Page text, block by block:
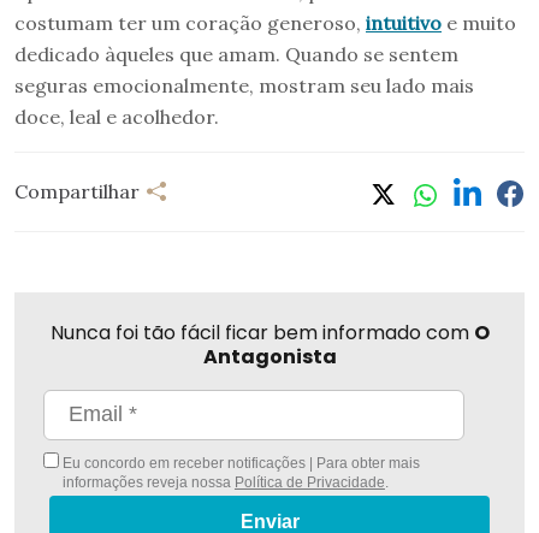
costumam ter um coração generoso, intuitivo e muito
dedicado àqueles que amam. Quando se sentem
seguras emocionalmente, mostram seu lado mais
doce, leal e acolhedor.
Compartilhar
Nunca foi tão fácil ficar bem informado com O
Antagonista
Eu concordo em receber notificações | Para obter mais
informações reveja nossa Política de Privacidade
Enviar